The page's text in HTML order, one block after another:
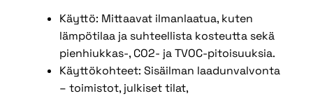
Käyttö: Mittaavat ilmanlaatua, kuten
lämpötilaa ja suhteellista kosteutta sekä
pienhiukkas-, CO2- ja TVOC-pitoisuuksia.
Käyttökohteet: Sisäilman laadunvalvonta
– toimistot, julkiset tilat,